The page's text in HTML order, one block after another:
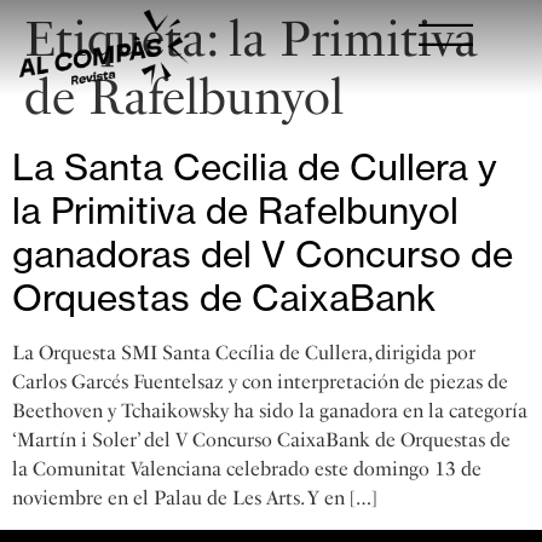
Etiqueta:la Primitiva
de Rafelbunyol
La Santa Cecilia de Cullera y
la Primitiva de Rafelbunyol
ganadoras del V Concurso de
Orquestas de CaixaBank
La Orquesta SMI Santa Cecília de Cullera, dirigida por
Carlos Garcés Fuentelsaz y con interpretación de piezas de
Beethoven y Tchaikowsky ha sido la ganadora en la categoría
‘Martín i Soler’ del V Concurso CaixaBank de Orquestas de
la Comunitat Valenciana celebrado este domingo 13 de
noviembre en el Palau de Les Arts. Y en […]